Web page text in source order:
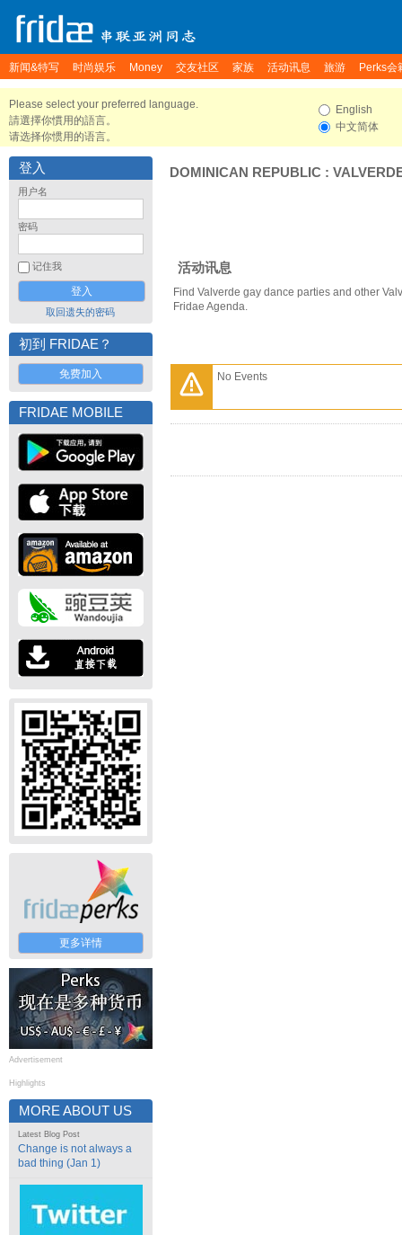
新闻&特写 时尚娱乐 Money 交友社区 家族 活动讯息 旅游 Perks会
Please select your preferred language.
請選擇你慣用的語言。
请选择你惯用的语言。
English
中文简体
登入
用户名
密码
记住我
取回遗失的密码
初到 FRIDAE？
免费加入
FRIDAE MOBILE
更多详情
Advertisement
Highlights
MORE ABOUT US
Latest Blog Post
Change is not always a
bad thing (Jan 1)
DOMINICAN REPUBLIC :
活动讯息
Find Valverde gay dance parties and other
Fridae Agenda.
No Events